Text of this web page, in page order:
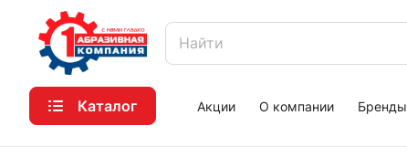
Каталог Акции О компании Бренды